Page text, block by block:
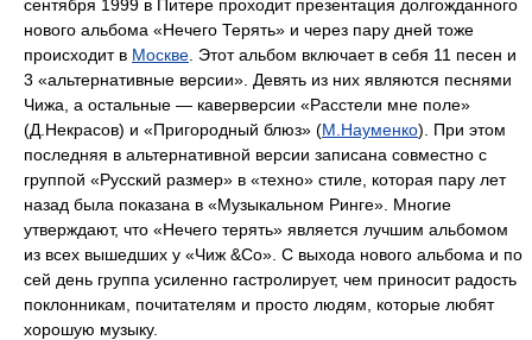
сентября 1999 в Питере проходит презентация долгожданного
нового альбома «Нечего Терять» и через пару дней тоже
происходит в Москве . Этот альбом включает в себя 11 песен и
3 «альтернативные версии». Девять из них являются песнями
Чижа, а остальные — каверверсии «Расстели мне поле»
(Д.Некрасов) и «Пригородный блюз» (М.Науменко). При этом
последняя в альтернативной версии записана совместно с
группой «Русский размер» в «техно» стиле, которая пару лет
назад была показана в «Музыкальном Ринге». Многие
утверждают, что «Нечего терять» является лучшим альбомом
из всех вышедших у «Чиж &Со». С выхода нового альбома и по
сей день группа усиленно гастролирует, чем приносит радость
поклонникам, почитателям и просто людям, которые любят
хорошую музыку.